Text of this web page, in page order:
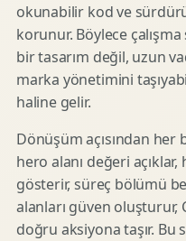
okunabilir kod ve
korunur. Böylece
bir tasarım değil, uzun
marka yönetimini
haline gelir.
Dönüşüm açısından
hero alanı değeri
gösterir, süreç bölümü
alanları güven oluşturur,
doğru aksiyona taşır.